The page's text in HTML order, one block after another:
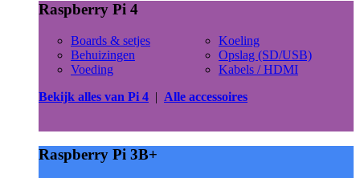
Raspberry Pi 4
Boards & setjes
Behuizingen
Voeding
Koeling
Opslag (SD/USB)
Kabels / HDMI
Bekijk alles van Pi 4 | Alle accessoires
Raspberry Pi 3B+